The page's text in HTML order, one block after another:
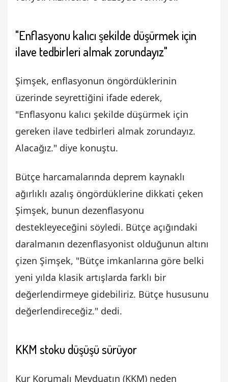
"Enflasyonu kalıcı şekilde düşürmek için
ilave tedbirleri almak zorundayız"
Şimşek, enflasyonun öngördüklerinin
üzerinde seyrettiğini ifade ederek,
"Enflasyonu kalıcı şekilde düşürmek için
gereken ilave tedbirleri almak zorundayız.
Alacağız." diye konuştu.
Bütçe harcamalarında deprem kaynaklı
ağırlıklı azalış öngördüklerine dikkati çeken
Şimşek, bunun dezenflasyonu
destekleyeceğini söyledi. Bütçe açığındaki
daralmanın dezenflasyonist olduğunun altını
çizen Şimşek, "Bütçe imkanlarına göre belki
yeni yılda klasik artışlarda farklı bir
değerlendirmeye gidebiliriz. Bütçe hususunu
değerlendireceğiz." dedi.
KKM stoku düşüşü sürüyor
Kur Korumalı Mevduatın (KKM) neden